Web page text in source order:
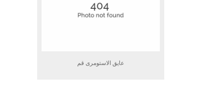
عایق الاستومری قم